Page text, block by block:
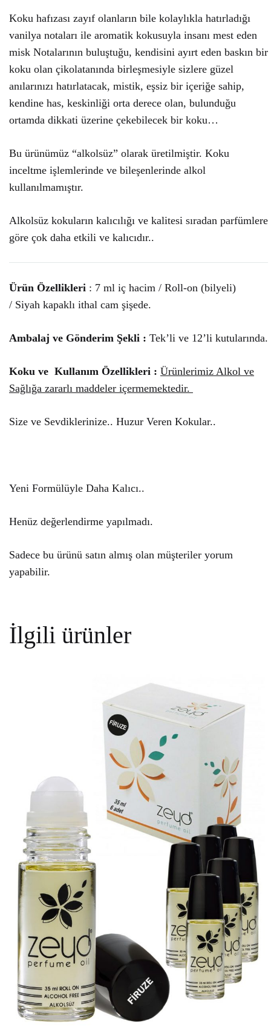
Koku hafızası zayıf olanların bile kolaylıkla hatırladığı
vanilya notaları ile aromatik kokusuyla insanı mest eden
misk Notalarının buluştuğu, kendisini ayırt eden baskın bir
koku olan çikolatanında birleşmesiyle sizlere güzel
anılarınızı hatırlatacak, mistik, eşsiz bir içeriğe sahip,
kendine has, keskinliği orta derece olan, bulunduğu
ortamda dikkati üzerine çekebilecek bir koku…
Bu ürünümüz “alkolsüz” olarak üretilmiştir. Koku
inceltme işlemlerinde ve bileşenlerinde alkol
kullanılmamıştır.
Alkolsüz kokuların kalıcılığı ve kalitesi sıradan parfümlere
göre çok daha etkili ve kalıcıdır..
Ürün Özellikleri : 7 ml iç hacim / Roll-on (bilyeli)
/ Siyah kapaklı ithal cam şişede.
Ambalaj ve Gönderim Şekli : Tek’li ve 12’li kutularında.
Koku ve Kullanım Özellikleri : Ürünlerimiz Alkol ve
Sağlığa zararlı maddeler içermemektedir.
Size ve Sevdiklerinize.. Huzur Veren Kokular..
Yeni Formülüyle Daha Kalıcı..
Henüz değerlendirme yapılmadı.
Sadece bu ürünü satın almış olan müşteriler yorum
yapabilir.
İlgili ürünler